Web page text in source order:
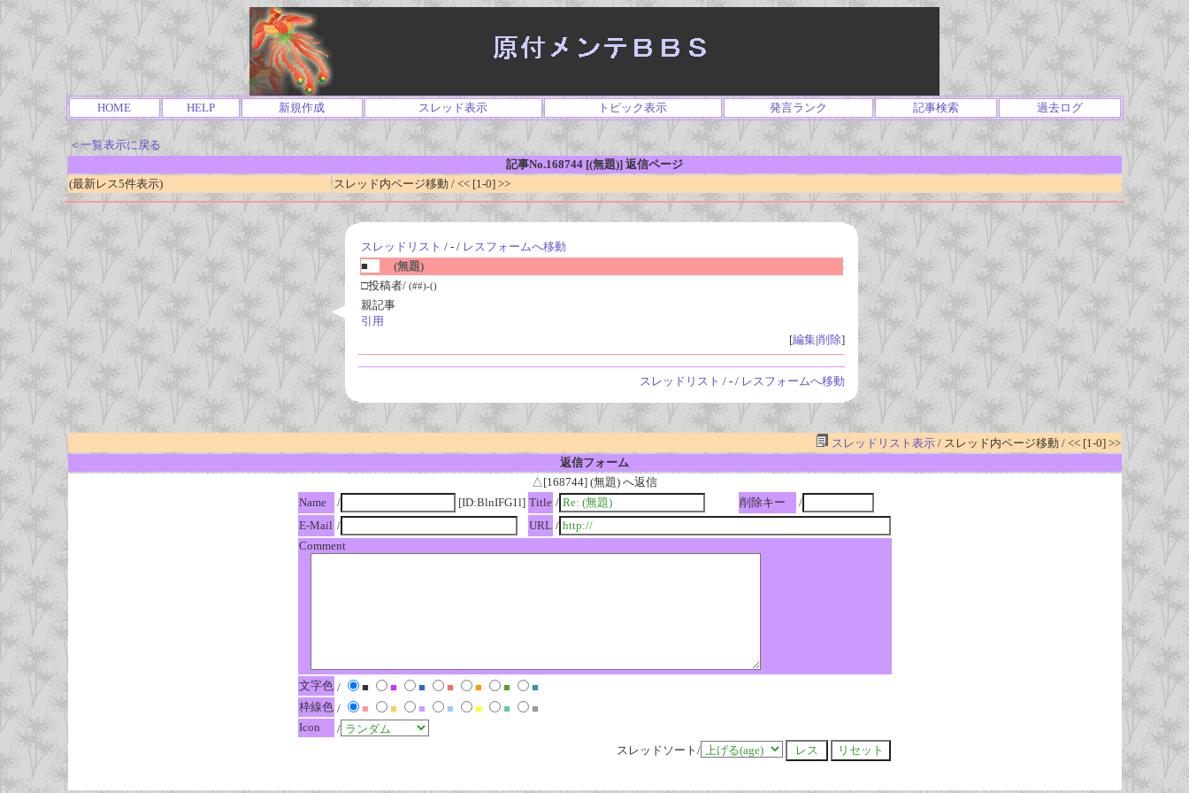
HOME HELP 新規作成 スレッド表示 トピック表示 発言ランク 記事検索 過去ログ
＜一覧表示に戻る
記事No.168744 [(無題)] 返信ページ
(最新レス5件表示)
スレッド内ページ移動 / << [1-0] >>
スレッドリスト / - / レスフォームへ移動
■
(無題)
□投稿者/ (##)-()
親記事
引用
[編集|削除]
スレッドリスト / - / レスフォームへ移動
スレッドリスト表示/ スレッド内ページ移動 / << [1-0] >>
返信フォーム
△[168744] (無題) へ返信
Name
/ [ID:BlnIFG1l] Title / 削除キー
/
E-Mail / URL /
Comment
文字色 / ■ ■ ■ ■ ■ ■
■
枠線色 / ■ ■ ■ ■ ■ ■
■
Icon
/
スレッドソート/